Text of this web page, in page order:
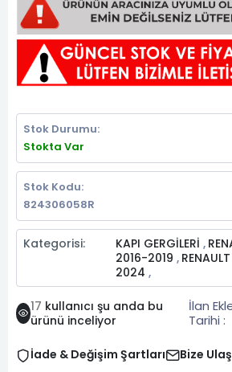
Stok Durumu:
Stokta Var
Stok Kodu:
824306058R
Kategorisi: KAPI GERGİLERİ ,
2016-2019 ,
2024 ,
17 kullanıcı şu anda bu
ürünü inceliyor
İlan
Tarihi :
İade & Değişim Şartları Bize